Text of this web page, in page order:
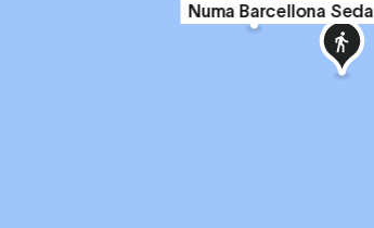
Numa Barcellona Seda